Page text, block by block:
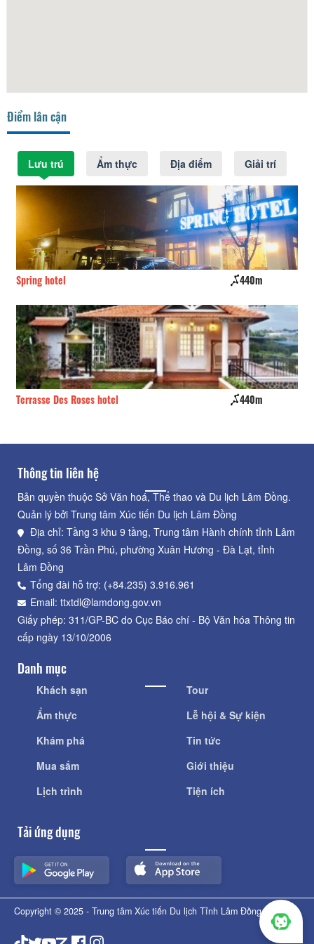
Điểm lân cận
Lưu trú Ẩm thực Địa điểm Giải trí
Spring hotel 440m
Terrasse Des Roses hotel 440m
Thông tin liên hệ
Bản quyền thuộc Sở Văn hoá, Thể thao và Du lịch Lâm Đồng.
Quản lý bởi Trung tâm Xúc tiến Du lịch Lâm Đồng
Địa chỉ: Tầng 3 khu 9 tầng, Trung tâm Hành chính tỉnh Lâm
Đồng, số 36 Trần Phú, phường Xuân Hương - Đà Lạt, tỉnh
Lâm Đồng
Tổng đài hỗ trợ: (+84.235) 3.916.961
Email: ttxtdl@lamdong.gov.vn
Giấy phép: 311/GP-BC do Cục Báo chí - Bộ Văn hóa Thông tin
cấp ngày 13/10/2006
Danh mục
Khách sạn
Ẩm thực
Khám phá
Mua sắm
Lịch trình
Tour
Lễ hội & Sự kiện
Tin tức
Giới thiệu
Tiện ích
Tải ứng dụng
Copyright © 2025 - Trung tâm Xúc tiến Du lịch Tỉnh Lâm Đồng